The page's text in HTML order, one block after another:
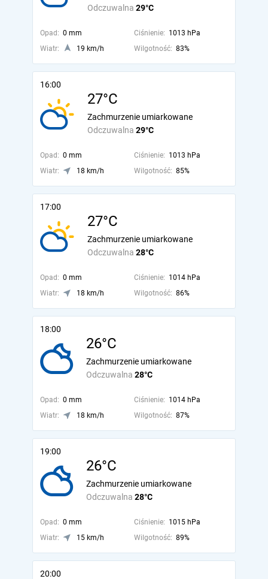
Odczuwalna 29°C
Opad: 0 mm Ciśnienie: 1013 hPa
Wiatr:
19 km/h Wilgotność: 83%
16:00
27°C
Odczuwalna 29°C
Zachmurzenie umiarkowane
Opad: 0 mm Ciśnienie: 1013 hPa
Wiatr:
18 km/h Wilgotność: 85%
17:00
27°C
Odczuwalna 28°C
Zachmurzenie umiarkowane
Opad: 0 mm Ciśnienie: 1014 hPa
Wiatr:
18 km/h Wilgotność: 86%
18:00
26°C
Odczuwalna 28°C
Zachmurzenie umiarkowane
Opad: 0 mm Ciśnienie: 1014 hPa
Wiatr:
18 km/h Wilgotność: 87%
19:00
26°C
Odczuwalna 28°C
Zachmurzenie umiarkowane
Opad: 0 mm Ciśnienie: 1015 hPa
Wiatr:
15 km/h Wilgotność: 89%
20:00